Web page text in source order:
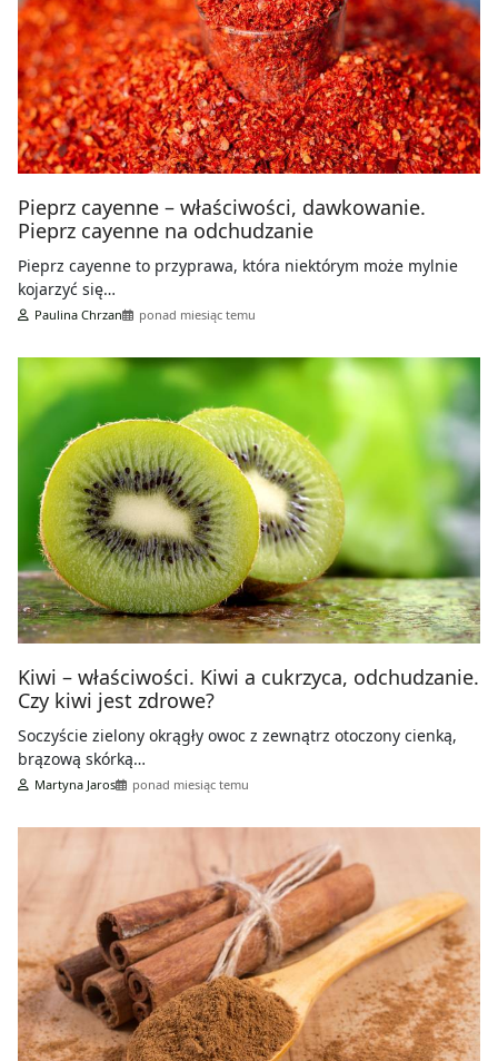
Pieprz cayenne – właściwości, dawkowanie.
Pieprz cayenne na odchudzanie
Pieprz cayenne to przyprawa, która niektórym może mylnie
kojarzyć się…
Paulina Chrzan ponad miesiąc temu
Kiwi – właściwości. Kiwi a cukrzyca, odchudzanie.
Czy kiwi jest zdrowe?
Soczyście zielony okrągły owoc z zewnątrz otoczony cienką,
brązową skórką…
Martyna Jaros ponad miesiąc temu